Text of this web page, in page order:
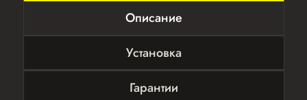
Описание
Установка
Гарантии